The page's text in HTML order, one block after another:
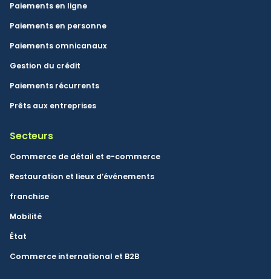
Paiements en ligne
Paiements en personne
Paiements omnicanaux
Gestion du crédit
Paiements récurrents
Prêts aux entreprises
Secteurs
Commerce de détail et e-commerce
Restauration et lieux d’événements
franchise
Mobilité
État
Commerce international et B2B